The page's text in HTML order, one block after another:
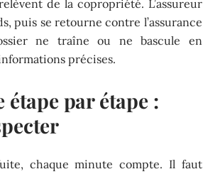
de la copropriété. L’assureur
puis se retourne contre l’assurance
ne traîne ou ne bascule en
précises.
par étape :
chaque minute compte. Il faut